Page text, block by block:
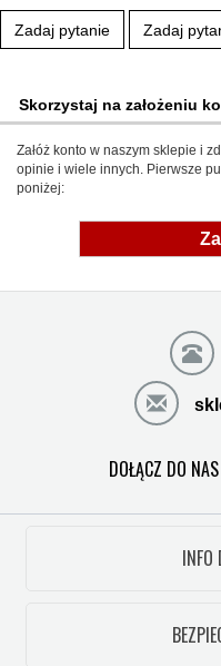
Zadaj pytanie Zadaj
Skorzystaj na założeniu
Załóż konto w naszym sklepie i
opinie i wiele innych. Pierwsze
poniżej:
DOŁĄCZ DO NAS
INFO